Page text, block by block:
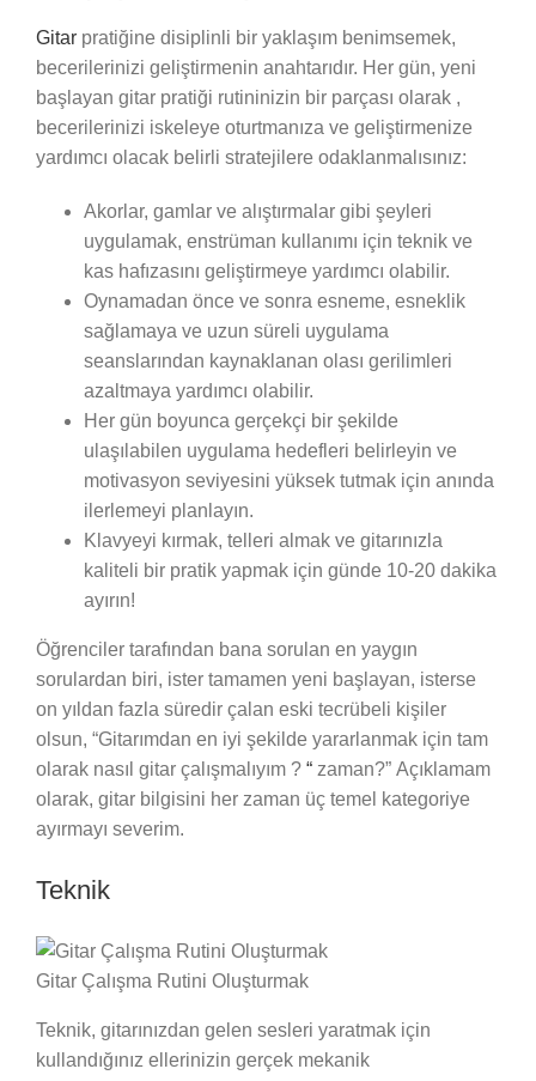
Gitar pratiğine disiplinli bir yaklaşım benimsemek,
becerilerinizi geliştirmenin anahtarıdır. Her gün, yeni
başlayan gitar pratiği rutininizin bir parçası olarak ,
becerilerinizi iskeleye oturtmanıza ve geliştirmenize
yardımcı olacak belirli stratejilere odaklanmalısınız:
Akorlar, gamlar ve alıştırmalar gibi şeyleri
uygulamak, enstrüman kullanımı için teknik ve
kas hafızasını geliştirmeye yardımcı olabilir.
Oynamadan önce ve sonra esneme, esneklik
sağlamaya ve uzun süreli uygulama
seanslarından kaynaklanan olası gerilimleri
azaltmaya yardımcı olabilir.
Her gün boyunca gerçekçi bir şekilde
ulaşılabilen uygulama hedefleri belirleyin ve
motivasyon seviyesini yüksek tutmak için anında
ilerlemeyi planlayın.
Klavyeyi kırmak, telleri almak ve gitarınızla
kaliteli bir pratik yapmak için günde 10-20 dakika
ayırın!
Öğrenciler tarafından bana sorulan en yaygın
sorulardan biri, ister tamamen yeni başlayan, isterse
on yıldan fazla süredir çalan eski tecrübeli kişiler
olsun, “Gitarımdan en iyi şekilde yararlanmak için tam
olarak nasıl gitar çalışmalıyım ? “ zaman?” Açıklamam
olarak, gitar bilgisini her zaman üç temel kategoriye
ayırmayı severim.
Teknik
Gitar Çalışma Rutini Oluşturmak
Teknik, gitarınızdan gelen sesleri yaratmak için
kullandığınız ellerinizin gerçek mekanik